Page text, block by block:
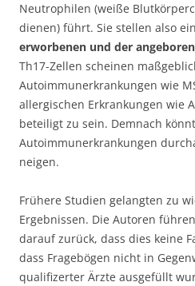
Neutrophilen (weiße
dienen) führt. Sie stellen also ein
erworbenen und der
Th17-Zellen scheinen
Autoimmunerkrankungen wie
allergischen Erkrankungen wie
beteiligt zu sein. Demnach
Autoimmunerkrankungen
neigen.
Frühere Studien gelangten zu
Ergebnissen. Die Autoren
darauf zurück, dass dies keine
dass Fragebögen nicht in
qualifizerter Ärzte ausgefüllt